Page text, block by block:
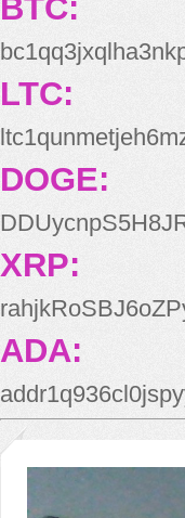
BTC:
LTC:
DOGE:
XRP:
ADA: